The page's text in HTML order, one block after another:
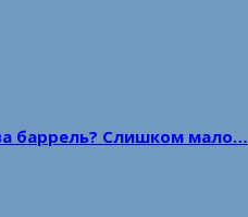
баррель? Слишком мало…